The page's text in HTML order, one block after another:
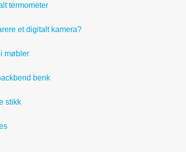
termometer
et digitalt kamera?
møbler
benk
stikk